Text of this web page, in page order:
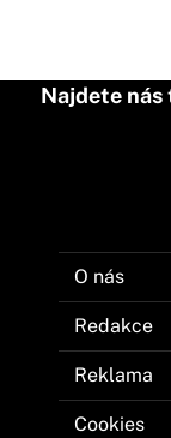
Najdete
O nás
Redakce
Reklama
Cookies